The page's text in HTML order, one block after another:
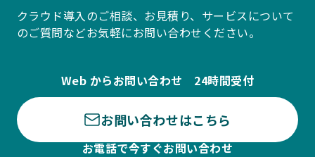
クラウド導入のご相談、お見積り、サービスについて
のご質問などお気軽にお問い合わせください。
Web からお問い合わせ 24時間受付
お問い合わせはこちら
お電話で今すぐお問い合わせ